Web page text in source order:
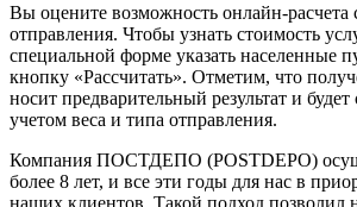
Вы оцените возможность онлайн-расчета
отправления. Чтобы узнать стоимость
специальной форме указать населенные
кнопку «Рассчитать». Отметим, что
носит предварительный результат и будет
учетом веса и типа отправления.
Компания ПОСТДЕПО (POSTDEPO)
более 8 лет, и все эти годы для нас в
наших клиентов. Такой подход позволил